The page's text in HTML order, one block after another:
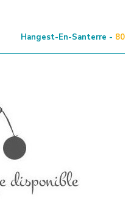
Hangest-En-Santerre - 80